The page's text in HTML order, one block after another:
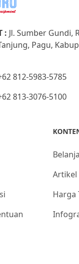
: Jl. Sumber Gundi,
Pagu,
812-5983-5785
813-3076-5100
Belanja
Artikel
Harga